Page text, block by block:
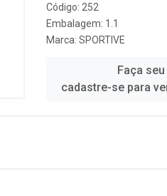
Código: 252
Embalagem: 1.1
Marca: SPORTIVE
Faça
cadastre-se para